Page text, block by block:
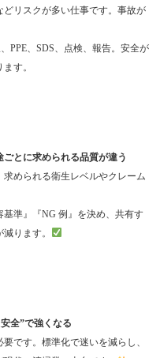
リスクが多い仕事です。事故が
PPE、SDS、点検、報告。安全が
す。
とに求められる品質が違う
められる衛生レベルやクレーム
準』『NG 例』を決め、共有す
ります。
全”で強くなる
です。標準化で迷いを減らし、